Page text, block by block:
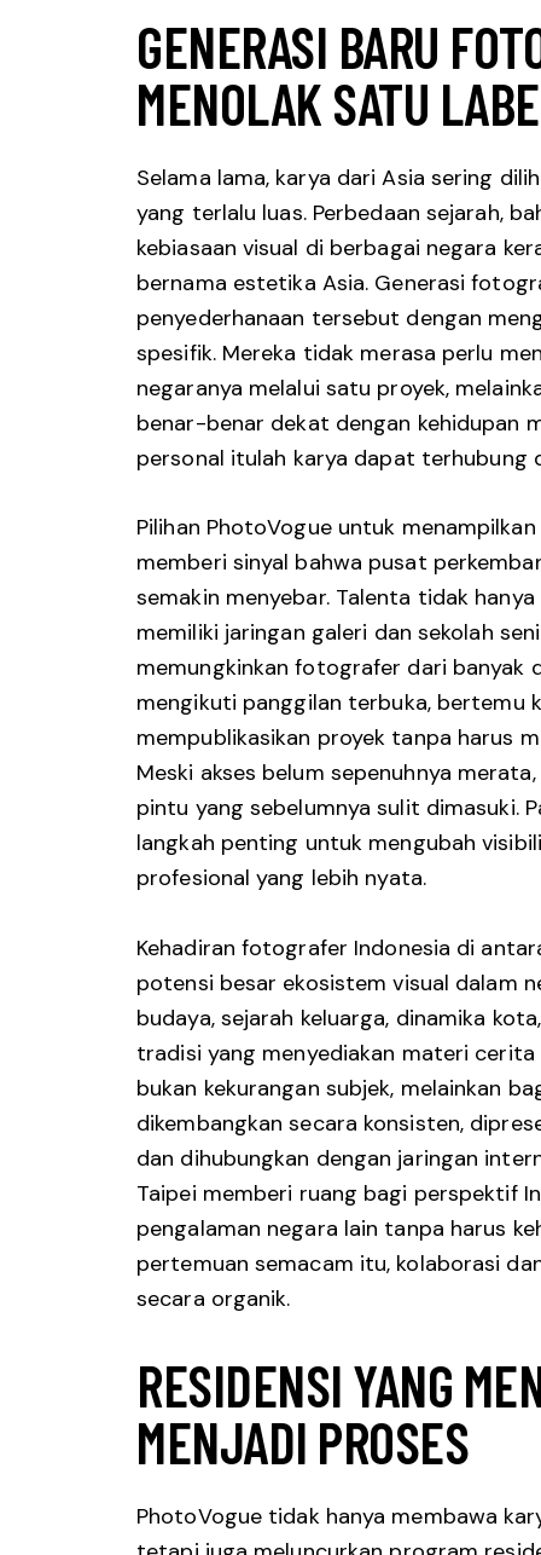
GENERASI BARU
MENOLAK SATU
Selama lama, karya dari Asia sering
yang terlalu luas. Perbedaan sejarah,
kebiasaan visual di berbagai negara
bernama estetika Asia. Generasi
penyederhanaan tersebut dengan
spesifik. Mereka tidak merasa perlu
negaranya melalui satu proyek,
benar-benar dekat dengan kehidupan
personal itulah karya dapat terhubung
Pilihan PhotoVogue untuk
memberi sinyal bahwa pusat
semakin menyebar. Talenta tidak
memiliki jaringan galeri dan sekolah
memungkinkan fotografer dari banyak
mengikuti panggilan terbuka, bertemu
mempublikasikan proyek tanpa harus
Meski akses belum sepenuhnya
pintu yang sebelumnya sulit dimasuki.
langkah penting untuk mengubah
profesional yang lebih nyata.
Kehadiran fotografer Indonesia di
potensi besar ekosistem visual dalam
budaya, sejarah keluarga, dinamika
tradisi yang menyediakan materi
bukan kekurangan subjek, melainkan
dikembangkan secara konsisten,
dan dihubungkan dengan jaringan
Taipei memberi ruang bagi perspektif
pengalaman negara lain tanpa harus
pertemuan semacam itu, kolaborasi
secara organik.
RESIDENSI YANG
MENJADI PROSES
PhotoVogue tidak hanya membawa